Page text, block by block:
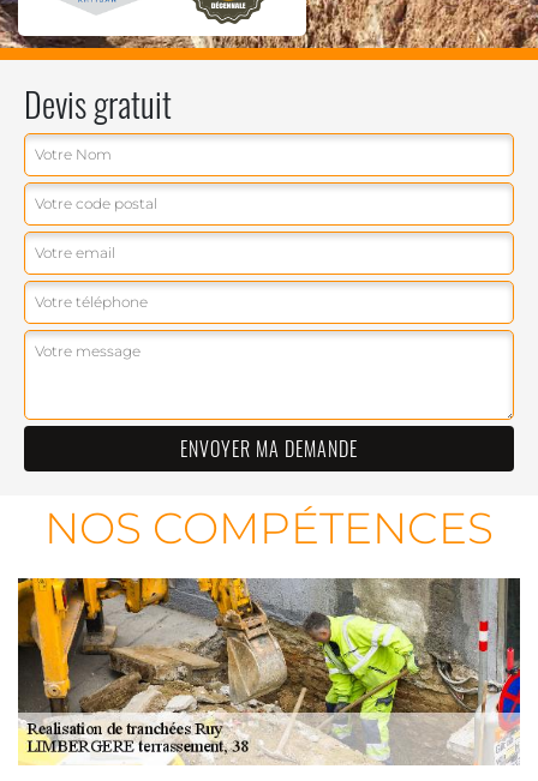
Devis gratuit
NOS COMPÉTENCES